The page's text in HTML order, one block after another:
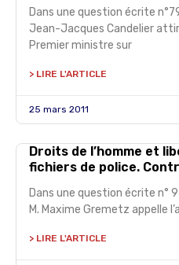
Dans une question écrite
Jean-Jacques Candelier
Premier ministre sur
> LIRE L'ARTICLE
25 mars 2011
Droits de l’homme et
fichiers de police.
Dans une question écrite n°
M. Maxime Gremetz appelle
> LIRE L'ARTICLE